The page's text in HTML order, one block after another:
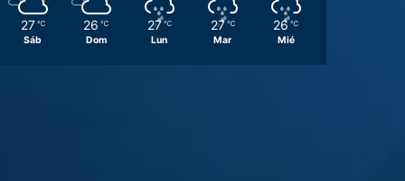
27 ℃
Sáb
26 ℃
Dom
27 ℃
Lun
27 ℃
Mar
26 ℃
Mié